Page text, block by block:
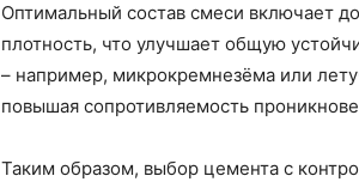
Оптимальный состав смеси включает
плотность, что улучшает общую
– например, микрокремнезёма или
повышая сопротивляемость
Таким образом, выбор цемента с